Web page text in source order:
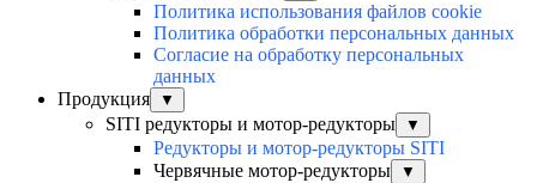
Политика использования файлов cookie
Политика обработки персональных данных
Согласие на обработку персональных
данных
Продукция
▼
SITI редукторы и мотор-редукторы ▼
Редукторы и мотор-редукторы SITI
Червячные мотор-редукторы
▼